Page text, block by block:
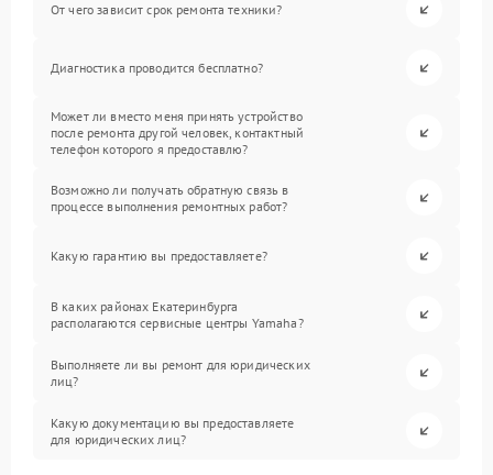
От чего зависит срок ремонта техники?
Диагностика проводится бесплатно?
Может ли вместо меня принять устройство
после ремонта другой человек, контактный
телефон которого я предоставлю?
Возможно ли получать обратную связь в
процессе выполнения ремонтных работ?
Какую гарантию вы предоставляете?
В каких районах Екатеринбурга
располагаются сервисные центры Yamaha?
Выполняете ли вы ремонт для юридических
лиц?
Какую документацию вы предоставляете
для юридических лиц?